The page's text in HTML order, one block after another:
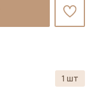
1 шт